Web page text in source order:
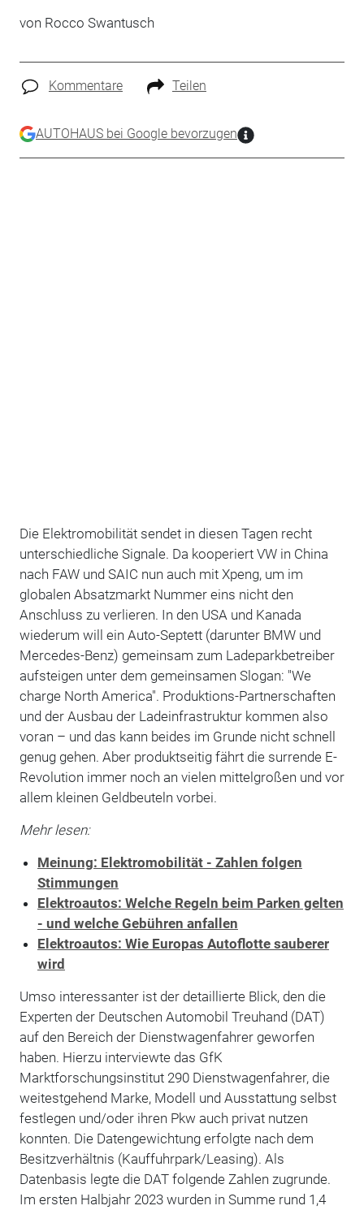
von Rocco Swantusch
Kommentare Teilen
AUTOHAUS bei Google bevorzugen
Die Elektromobilität sendet in diesen Tagen recht
unterschiedliche Signale. Da kooperiert VW in China
nach FAW und SAIC nun auch mit Xpeng, um im
globalen Absatzmarkt Nummer eins nicht den
Anschluss zu verlieren. In den USA und Kanada
wiederum will ein Auto-Septett (darunter BMW und
Mercedes-Benz) gemeinsam zum Ladeparkbetreiber
aufsteigen unter dem gemeinsamen Slogan: "We
charge North America". Produktions-Partnerschaften
und der Ausbau der Ladeinfrastruktur kommen also
voran – und das kann beides im Grunde nicht schnell
genug gehen. Aber produktseitig fährt die surrende E-
Revolution immer noch an vielen mittelgroßen und vor
allem kleinen Geldbeuteln vorbei.
Mehr lesen:
Meinung: Elektromobilität - Zahlen folgen
Stimmungen
Elektroautos: Welche Regeln beim Parken gelten
- und welche Gebühren anfallen
Elektroautos: Wie Europas Autoflotte sauberer
wird
Umso interessanter ist der detaillierte Blick, den die
Experten der Deutschen Automobil Treuhand (DAT)
auf den Bereich der Dienstwagenfahrer geworfen
haben. Hierzu interviewte das GfK
Marktforschungsinstitut 290 Dienstwagenfahrer, die
weitestgehend Marke, Modell und Ausstattung selbst
festlegen und/oder ihren Pkw auch privat nutzen
konnten. Die Datengewichtung erfolgte nach dem
Besitzverhältnis (Kauffuhrpark/Leasing). Als
Datenbasis legte die DAT folgende Zahlen zugrunde.
Im ersten Halbjahr 2023 wurden in Summe rund 1,4